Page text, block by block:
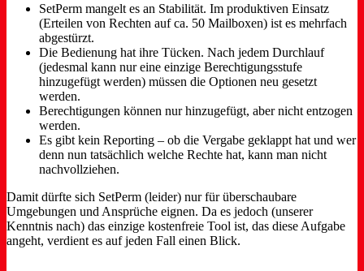
SetPerm mangelt es an Stabilität. Im produktiven Einsatz
(Erteilen von Rechten auf ca. 50 Mailboxen) ist es mehrfach
abgestürzt.
Die Bedienung hat ihre Tücken. Nach jedem Durchlauf
(jedesmal kann nur eine einzige Berechtigungsstufe
hinzugefügt werden) müssen die Optionen neu gesetzt
werden.
Berechtigungen können nur hinzugefügt, aber nicht entzogen
werden.
Es gibt kein Reporting – ob die Vergabe geklappt hat und wer
denn nun tatsächlich welche Rechte hat, kann man nicht
nachvollziehen.
Damit dürfte sich SetPerm (leider) nur für überschaubare
Umgebungen und Ansprüche eignen. Da es jedoch (unserer
Kenntnis nach) das einzige kostenfreie Tool ist, das diese Aufgabe
angeht, verdient es auf jeden Fall einen Blick.